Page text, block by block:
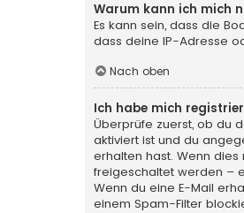
Warum kann ich mich
Es kann sein, dass die
dass deine IP-Adresse
Nach oben
Ich habe mich
Überprüfe zuerst, ob du
aktiviert ist und du
erhalten hast. Wenn
freigeschaltet werden –
Wenn du eine E-Mail
einem Spam-Filter